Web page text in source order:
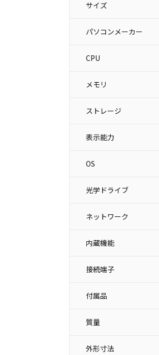
サイズ
パソコンメーカー
CPU
メモリ
ストレージ
表示能力
OS
光学ドライブ
ネットワーク
内蔵機能
接続端子
付属品
質量
外形寸法